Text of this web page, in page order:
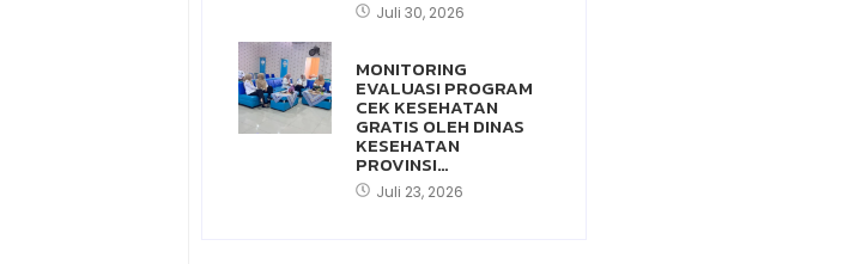
Juli 30, 2026
MONITORING
EVALUASI PROGRAM
CEK KESEHATAN
GRATIS OLEH DINAS
KESEHATAN
PROVINSI…
Juli 23, 2026